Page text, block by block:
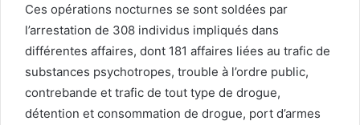
Ces opérations nocturnes se sont soldées par
l’arrestation de 308 individus impliqués dans
différentes affaires, dont 181 affaires liées au trafic de
substances psychotropes, trouble à l’ordre public,
contrebande et trafic de tout type de drogue,
détention et consommation de drogue, port d’armes